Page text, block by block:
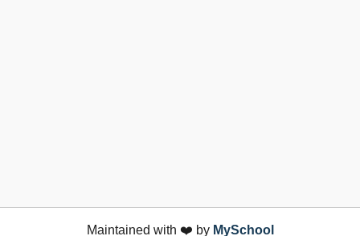
Maintained with ❤️ by MySchool